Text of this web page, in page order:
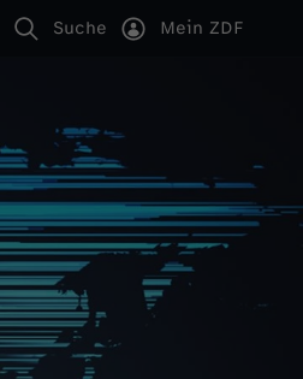
Suche Mein ZDF